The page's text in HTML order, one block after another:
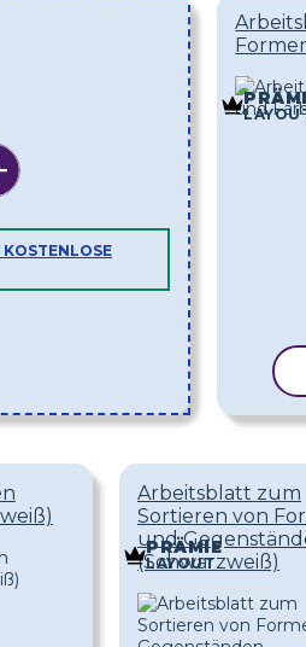
KOSTENLOSE
Arbeitsblatt zum
Sortieren von
und
(Schwarzweiß)
PRÄMIE
LAYOUT